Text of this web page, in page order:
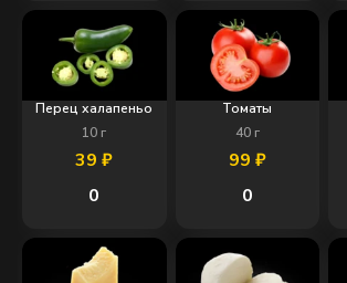
Перец халапеньо
10 г
39₽
0
Томаты
40г
99 ₽
0